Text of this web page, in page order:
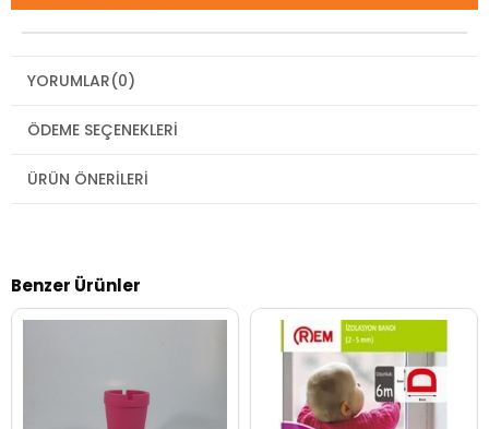
YORUMLAR(0)
ÖDEME SEÇENEKLERI
ÜRÜN ÖNERILERI
Benzer Ürünler